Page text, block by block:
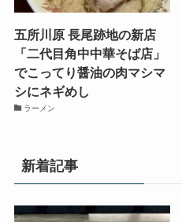
五所川原 長尾跡地の新店
「二代目角中中華そば店」
でこってり醤油の肉マシマ
シにネギめし
ラーメン
新着記事